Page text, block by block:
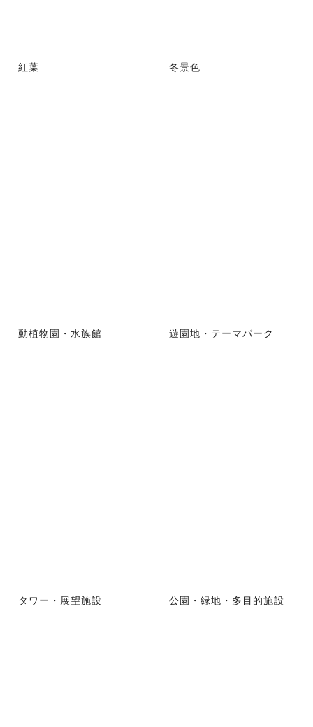
紅葉 冬景色
動植物園・水族館 遊園地・テーマパーク
タワー・展望施設 公園・緑地・多目的施設